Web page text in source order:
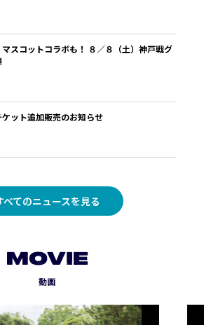
スコットコラボも！ ８／８（土）神戸戦グ
ット追加販売のお知らせ
べてのニュースを見る
MOVIE
動画